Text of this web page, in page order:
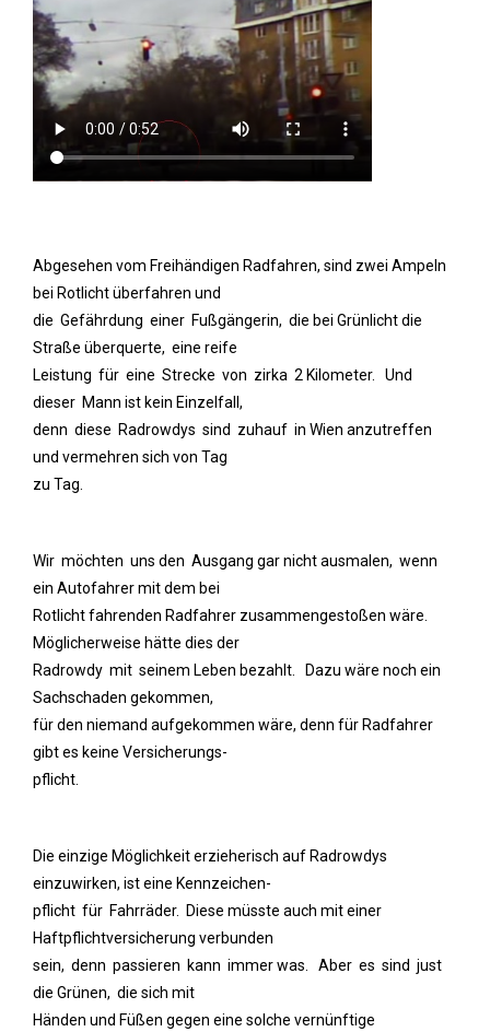
Abgesehen vom Freihändigen Radfahren, sind zwei Ampeln
bei Rotlicht überfahren und
die Gefährdung einer Fußgängerin, die bei Grünlicht die
Straße überquerte, eine reife
Leistung für eine Strecke von zirka 2 Kilometer. Und
dieser Mann ist kein Einzelfall,
denn diese Radrowdys sind zuhauf in Wien anzutreffen
und vermehren sich von Tag
zu Tag.
Wir möchten uns den Ausgang gar nicht ausmalen, wenn
ein Autofahrer mit dem bei
Rotlicht fahrenden Radfahrer zusammengestoßen wäre.
Möglicherweise hätte dies der
Radrowdy mit seinem Leben bezahlt. Dazu wäre noch ein
Sachschaden gekommen,
für den niemand aufgekommen wäre, denn für Radfahrer
gibt es keine Versicherungs-
pflicht.
Die einzige Möglichkeit erzieherisch auf Radrowdys
einzuwirken, ist eine Kennzeichen-
pflicht für Fahrräder. Diese müsste auch mit einer
Haftpflichtversicherung verbunden
sein, denn passieren kann immer was. Aber es sind just
die Grünen, die sich mit
Händen und Füßen gegen eine solche vernünftige